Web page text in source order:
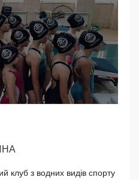
клуб з водних видів спорту